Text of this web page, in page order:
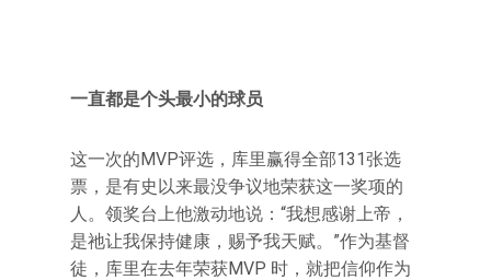
一直都是个头最小的球员
这一次的MVP评选，库里赢得全部131张选
票，是有史以来最没争议地荣获这一奖项的
人。领奖台上他激动地说：“我想感谢上帝，
是祂让我保持健康，赐予我天赋。”作为基督
徒，库里在去年荣获MVP 时，就把信仰作为